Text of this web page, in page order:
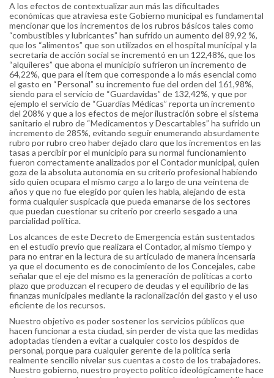
A los efectos de contextualizar aun más las dificultades
económicas que atraviesa este Gobierno municipal es fundamental
mencionar que los incrementos de los rubros básicos tales como
“combustibles y lubricantes” han sufrido un aumento del 89,92 %,
que los “alimentos” que son utilizados en el hospital municipal y la
secretaria de acción social se incrementó en un 122,48%, que los
“alquileres” que abona el municipio sufrieron un incremento de
64,22%, que para el ítem que corresponde a lo más esencial como
el gasto en “Personal” su incremento fue del orden del 161,98%,
siendo para el servicio de “Guardavidas” de 132,42%, y que por
ejemplo el servicio de “Guardias Médicas” reporta un incremento
del 208% y que a los efectos de mejor ilustración sobre el sistema
sanitario el rubro de “Medicamentos y Descartables” ha sufrido un
incremento de 285%, evitando seguir enumerando absurdamente
rubro por rubro creo haber dejado claro que los incrementos en las
tasas a percibir por el municipio para su normal funcionamiento
fueron correctamente analizados por el Contador municipal, quien
goza de la absoluta autonomía en su criterio profesional habiendo
sido quien ocupara el mismo cargo a lo largo de una veintena de
años y que no fue elegido por quien les habla, alejando de esta
forma cualquier suspicacia que pueda emanarse de los sectores
que puedan cuestionar su criterio por creerlo sesgado a una
parcialidad política.
Los alcances de este Decreto de Emergencia están sustentados
en el estudio previo que realizara el Contador, al mismo tiempo y
para no entrar en la lectura de su articulado de manera incensaría
ya que el documento es de conocimiento de los Concejales, cabe
señalar que el eje del mismo es la generación de políticas a corto
plazo que produzcan el recupero de deudas y el equilibrio de las
finanzas municipales mediante la racionalización del gasto y el uso
eficiente de los recursos.
Nuestro objetivo es poder sostener los servicios públicos que
hacen funcionar a esta ciudad, sin perder de vista que las medidas
adoptadas tienden a evitar a cualquier costo los despidos de
personal, porque para cualquier gerente de la política seria
realmente sencillo nivelar sus cuentas a costo de los trabajadores.
Nuestro gobierno, nuestro proyecto político ideológicamente hace